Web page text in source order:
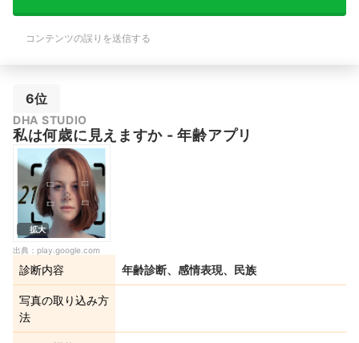
コンテンツの誤りを送信する
6位
DHA STUDIO
私は何歳に見えますか - 年齢アプリ
拡大
出典： play.google.com
診断内容 年齢診断、感情表現、民族
写真の取り込み方
法